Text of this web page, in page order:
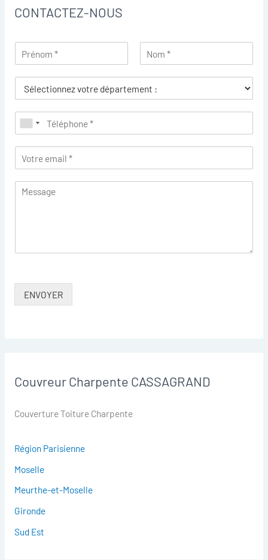
CONTACTEZ-NOUS
ENVOYER
Couvreur Charpente CASSAGRAND
Couverture Toiture Charpente
Région Parisienne
Moselle
Meurthe-et-Moselle
Gironde
Sud Est